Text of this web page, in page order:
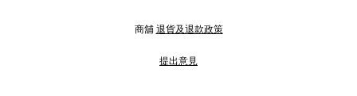
商舖 退貨及退款政策
提出意見